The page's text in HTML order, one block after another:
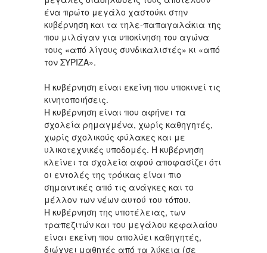
ένα πρώτο μεγάλο χαστούκι στην
κυβέρνηση και τα τηλε-παπαγαλάκια της
που μιλάγαν για υποκίνηση του αγώνα
τους «από λίγους συνδικαλιστές» κι «από
τον ΣΥΡΙΖΑ».
Η κυβέρνηση είναι εκείνη που υποκινεί τις
κινητοποιήσεις.
Η κυβέρνηση είναι που αφήνει τα
σχολεία ρημαγμένα, χωρίς καθηγητές,
χωρίς σχολικούς φύλακες και με
υλικοτεχνικές υποδομές. Η κυβέρνηση
κλείνει τα σχολεία αφού αποφασίζει ότι
οι εντολές της τρόικας είναι πιο
σημαντικές από τις ανάγκες και το
μέλλον των νέων αυτού του τόπου.
Η κυβέρνηση της υποτέλειας, των
τραπεζιτών και του μεγάλου κεφαλαίου
είναι εκείνη που απολύει καθηγητές,
διώχνει μαθητές από τα λύκεια (σε